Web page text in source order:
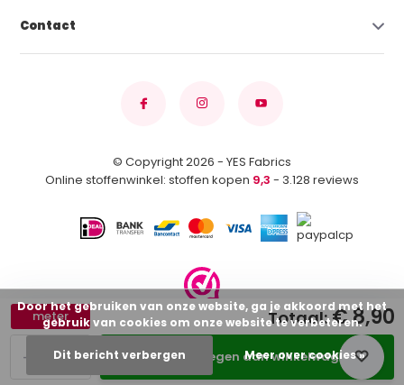
+
-
meter
Toevoegen aan winkelwagen
Totaal:€ 8,90
Contact
© Copyright 2026 - YES Fabrics
Online stoffenwinkel: stoffen kopen 9,3 - 3.128 reviews
Door het gebruiken van onze website, ga je akkoord met het
gebruik van cookies om onze website te verbeteren.
Dit bericht verbergen Meer over cookies »